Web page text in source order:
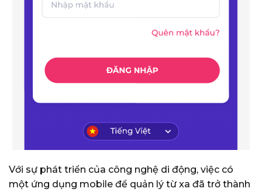
Với sự phát triển của công nghệ di động, việc có
một ứng dụng mobile để quản lý từ xa đã trở thành